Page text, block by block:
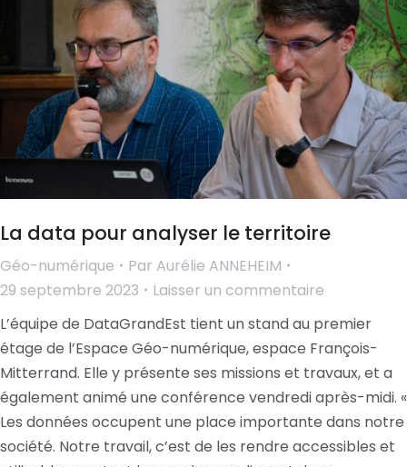
La data pour analyser le territoire
Géo-numérique Par Aurélie ANNEHEIM
29 septembre 2023
Laisser un commentaire
L’équipe de DataGrandEst tient un stand au premier
étage de l’Espace Géo-numérique, espace François-
Mitterrand. Elle y présente ses missions et travaux, et a
également animé une conférence vendredi après-midi. «
Les données occupent une place importante dans notre
société. Notre travail, c’est de les rendre accessibles et